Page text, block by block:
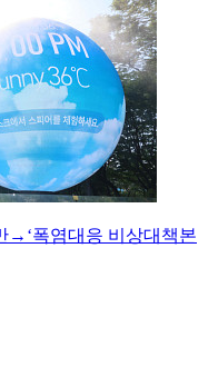
→‘폭염대응 비상대책본